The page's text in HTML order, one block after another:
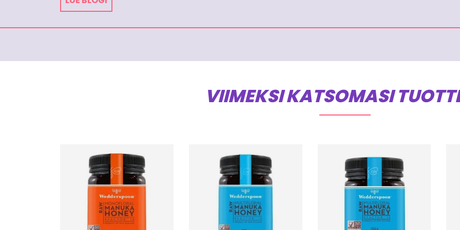
VIIMEKSI KATSOMASI